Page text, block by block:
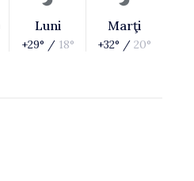
Luni
+29° / 18°
Marţi
+32° / 20°